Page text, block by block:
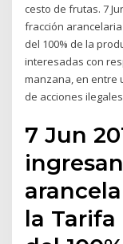
cesto de frutas. 7
fracción arancelaria
del 100% de la
interesadas con
manzana, en entre
de acciones
7 Jun
la